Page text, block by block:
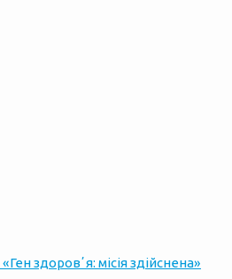
здоровʼя: місія здійснена»